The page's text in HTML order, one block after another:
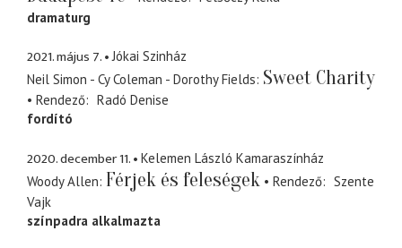
dramaturg
2021. május 7.
Jókai Szinház
Neil Simon - Cy Coleman - Dorothy Fields Sweet Charity
Rendező
Radó Denise
fordító
2020. december 11.
Kelemen László Kamaraszínház
Woody Allen Férjek és feleségek Rendező
Szente
Vajk
színpadra alkalmazta